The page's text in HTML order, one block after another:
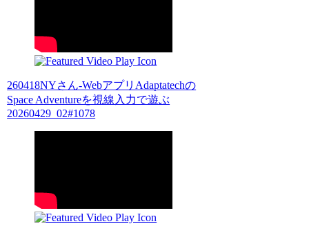
260418NYさん-WebアプリAdaptatechの
Space Adventureを視線入力で遊ぶ
20260429_02#1078